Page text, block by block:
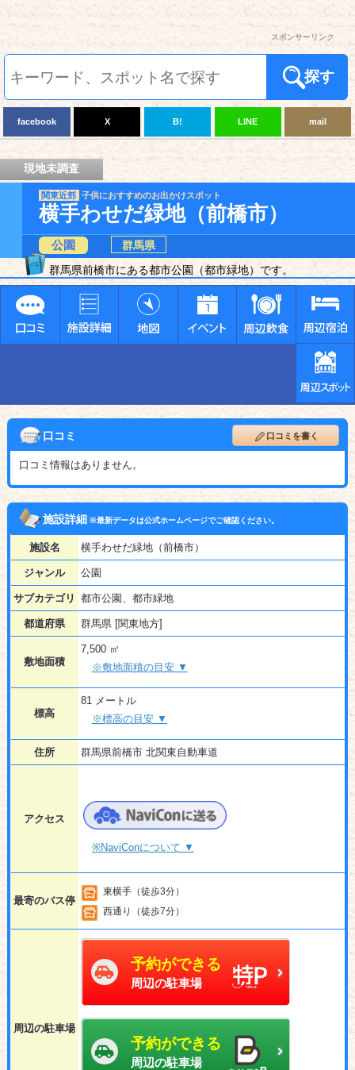
スポンサーリンク
探す
facebook X B! LINE mail
現地未調査
関東近郊 子供におすすめのお出かけスポット
横手わせだ緑地（前橋市）
公園
群馬県
群馬県前橋市にある都市公園（都市緑地）です。
口コミ 口コミを書く
口コミ情報はありません。
施設詳細※最新データは公式ホームページでご確認ください。
施設名 横手わせだ緑地（前橋市）
ジャンル 公園
サブカテゴリ 都市公園、都市緑地
都道府県 群馬県 [関東地方]
敷地面積
7,500 ㎡
※敷地面積の目安 ▼
標高
81 メートル
※標高の目安 ▼
住所 群馬県前橋市 北関東自動車道
アクセス
※NaviConについて ▼
最寄のバス停
東横手（徒歩3分）
西通り（徒歩7分）
周辺の駐車場
予約ができる
周辺の駐車場
予約ができる
周辺の駐車場